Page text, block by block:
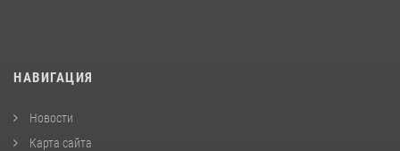
НАВИГАЦИЯ
Новости
Карта сайта